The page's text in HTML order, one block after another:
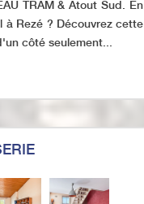
TRAM & Atout Sud. En
à Rezé ? Découvrez cette
côté seulement...